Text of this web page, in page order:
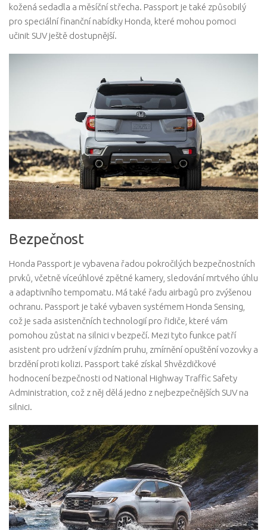
kožená sedadla a měsíční střecha. Passport je také způsobilý
pro speciální finanční nabídky Honda, které mohou pomoci
učinit SUV ještě dostupnější.
Bezpečnost
Honda Passport je vybavena řadou pokročilých bezpečnostních
prvků, včetně víceúhlové zpětné kamery, sledování mrtvého úhlu
a adaptivního tempomatu. Má také řadu airbagů pro zvýšenou
ochranu. Passport je také vybaven systémem Honda Sensing,
což je sada asistenčních technologií pro řidiče, které vám
pomohou zůstat na silnici v bezpečí. Mezi tyto funkce patří
asistent pro udržení v jízdním pruhu, zmírnění opuštění vozovky a
brzdění proti kolizi. Passport také získal 5hvězdičkové
hodnocení bezpečnosti od National Highway Traffic Safety
Administration, což z něj dělá jedno z nejbezpečnějších SUV na
silnici.